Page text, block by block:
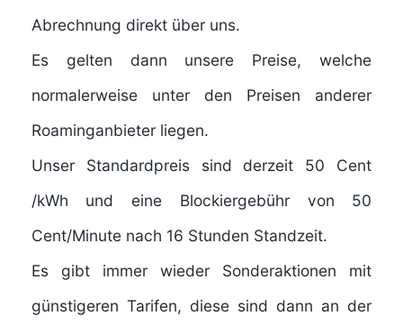
Abrechnung direkt über uns.
Es gelten dann unsere Preise, welche
normalerweise unter den Preisen anderer
Roaminganbieter liegen.
Unser Standardpreis sind derzeit 50 Cent
/kWh und eine Blockiergebühr von 50
Cent/Minute nach 16 Stunden Standzeit.
Es gibt immer wieder Sonderaktionen mit
günstigeren Tarifen, diese sind dann an der